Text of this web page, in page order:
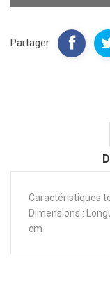
Partager
Caractéristiques
Dimensions :
cm